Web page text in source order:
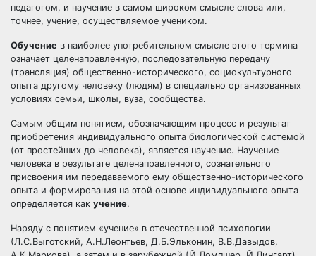
педагогом, и научение в самом широком смысле слова или,
точнее, учение, осуществляемое учеником.
Обучение в наиболее употребительном смысле этого термина
означает целенаправленную, последовательную передачу
(трансляция) общественно-исторического, социокультурного
опыта другому человеку (людям) в специально организованных
условиях семьи, школы, вуза, сообщества.
Самым общим понятием, обозначающим процесс и результат
приобретения индивидуального опыта биологической системой
(от простейших до человека), является научение. Научение
человека в результате целенаправленного, сознательного
присвоения им передаваемого ему общественно-исторического
опыта и формирования на этой основе индивидуального опыта
определяется как учение.
Наряду с понятием «учение» в отечественной психологии
(Л.С.Выготский, А.Н.Леонтьев, Д.Б.Эльконин, В.В.Давыдов,